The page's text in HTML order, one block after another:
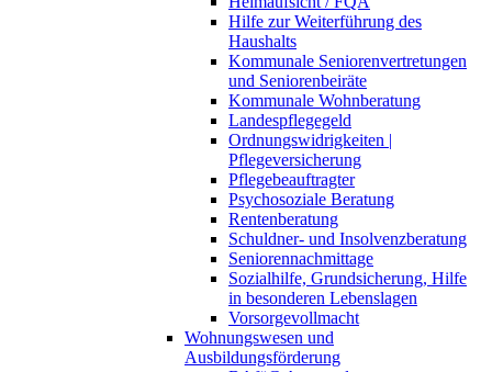
Hilfe zur Weiterführung des
Haushalts
Kommunale Seniorenvertretungen
und Seniorenbeiräte
Kommunale Wohnberatung
Landespflegegeld
Ordnungswidrigkeiten |
Pflegeversicherung
Pflegebeauftragter
Psychosoziale Beratung
Rentenberatung
Schuldner- und Insolvenzberatung
Seniorennachmittage
Sozialhilfe, Grundsicherung, Hilfe
in besonderen Lebenslagen
Vorsorgevollmacht
Wohnungswesen und
Ausbildungsförderung